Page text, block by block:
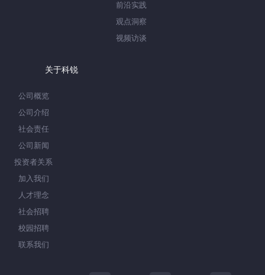
前沿实践
观点洞察
视频访谈
关于科锐
公司概览
公司介绍
社会责任
公司新闻
投资者关系
加入我们
人才理念
社会招聘
校园招聘
联系我们